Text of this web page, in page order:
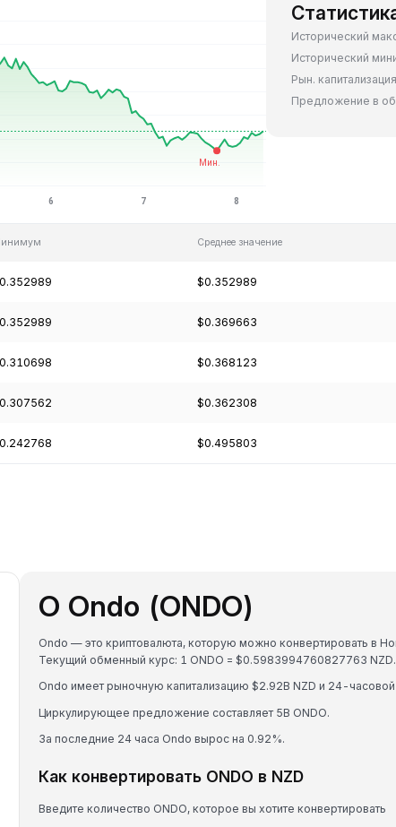
Исторический
Исторический
Рын. капитализация
Предложение в
Среднее значение
$0.352989
$0.369663
$0.368123
$0.362308
$0.495803
О Ondo (ONDO)
Ondo — это криптовалюта, которую можно конвертировать в
Текущий обменный курс: 1 ONDO = $0.5983994760827763 NZD.
Ondo имеет рыночную капитализацию $2.92B NZD и 24-
Циркулирующее предложение составляет 5B ONDO.
За последние 24 часа Ondo вырос на 0.92%.
Как конвертировать ONDO в NZD
Введите количество ONDO, которое вы хотите конвертировать